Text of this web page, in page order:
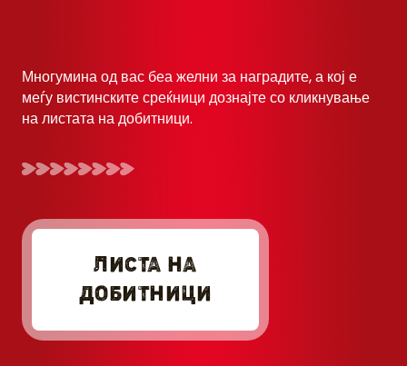
Многумина од вас беа желни за наградите, а кој е
меѓу вистинските среќници дознајте со кликнување
на листата на добитници.
ЛИСТА НА
ДОБИТНИЦИ